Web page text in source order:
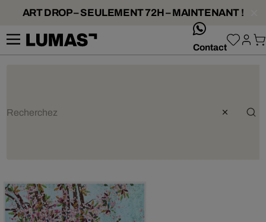
ART DROP – SEULEMENT 72H – MAINTENANT !
Contact